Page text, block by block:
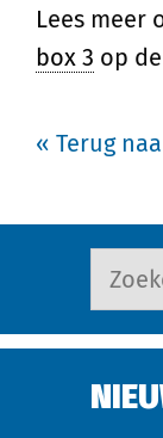
Lees meer
box 3 op de
« Terug